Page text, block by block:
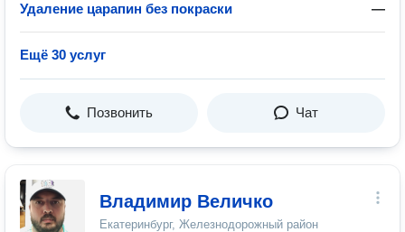
Удаление царапин без покраски —
Ещё 30 услуг
Позвонить Чат
Владимир Величко
Екатеринбург, Железнодорожный район